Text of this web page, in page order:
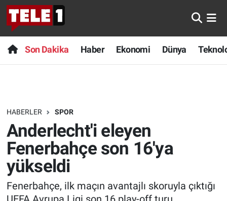
Son Dakika Haber Ekonomi Dünya
HABERLER SPOR
Anderlecht'i eleyen
Fenerbahçe son 16'ya
yükseldi
Fenerbahçe, ilk maçın avantajlı skoruyla çıktığı
Anında Manşet
Başka Sohbetler
Bilim turu
Bilim ve Teknoloji Evreni
Doğa Konuşuyor
Dünya
Son Dakika
Haber
Dünya
Teknoloji
Sağlık
Spor
Nöbetçi Eczaneler
Hava Durumu
Trafik Durumu
Süper Lig Puan Durumu ve Fikstür
Tüm Manşetler
Son Dakika Haberleri